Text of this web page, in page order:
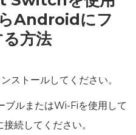
Androidにフ
方法
トールしてください。
ブルまたはWi-Fiを使用して
続してください。